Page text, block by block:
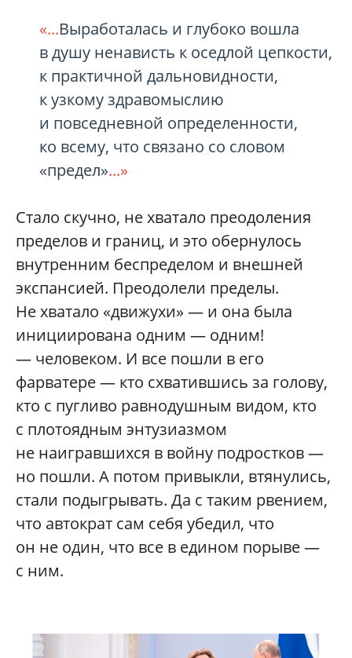
«...Выработалась и глубоко вошла
в душу ненависть к оседлой цепкости,
к практичной дальновидности,
к узкому здравомыслию
и повседневной определенности,
ко всему, что связано со словом
«предел»...»
Стало скучно, не хватало преодоления
пределов и границ, и это обернулось
внутренним беспределом и внешней
экспансией. Преодолели пределы.
Не хватало «движухи» — и она была
инициирована одним — одним!
— человеком. И все пошли в его
фарватере — кто схватившись за голову,
кто с пугливо равнодушным видом, кто
с плотоядным энтузиазмом
не наигравшихся в войну подростков —
но пошли. А потом привыкли, втянулись,
стали подыгрывать. Да с таким рвением,
что автократ сам себя убедил, что
он не один, что все в едином порыве —
с ним.